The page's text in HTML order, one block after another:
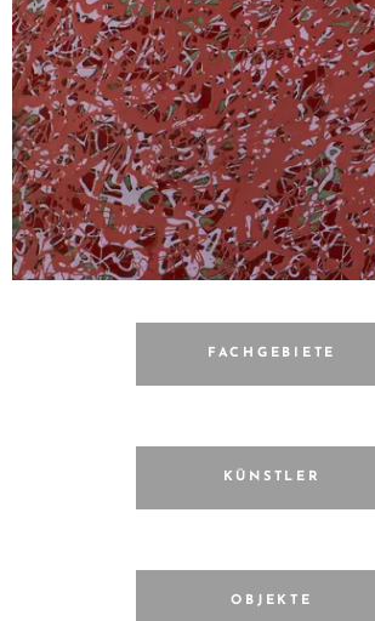
FACHGEBIETE
KÜNSTLER
OBJEKTE